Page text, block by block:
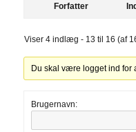
Forfatter
Viser 4 indlæg - 13 til 16 (af
Du skal være logget ind for
Brugernavn: